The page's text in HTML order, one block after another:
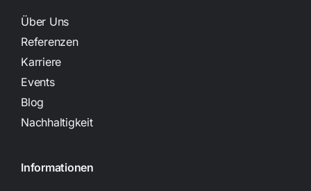
Über Uns
Referenzen
Karriere
Events
Blog
Nachhaltigkeit
Informationen